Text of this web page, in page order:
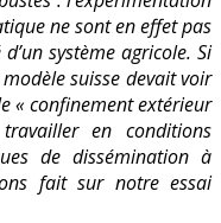
ne sont en effet pas
système agricole. Si
suisse devait voir
« confinement extérieur
en conditions
de dissémination à
fait sur notre essai